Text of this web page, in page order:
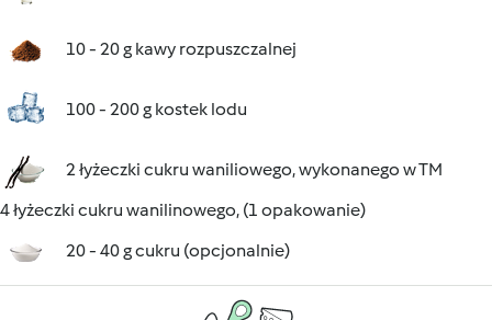
10 - 20 g kawy rozpuszczalnej
100 - 200 g kostek lodu
2 łyżeczki cukru waniliowego, wykonanego w TM
4 łyżeczki cukru wanilinowego, (1 opakowanie)
20 - 40 g cukru (opcjonalnie)